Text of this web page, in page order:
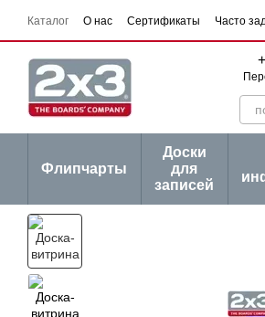
Перейти к основному контенту
Каталог О нас Сертификаты Часто
Пользовательское соглашение
Флипчарты
Доски
для
записей